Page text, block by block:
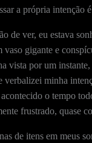
a própria intenção
de ver, eu estava
gigante e
vista por um
minha
o tempo
frustrado, quase
de itens em meus